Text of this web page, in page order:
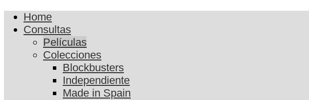
Home
Consultas
Películas
Colecciones
Blockbusters
Independiente
Made in Spain